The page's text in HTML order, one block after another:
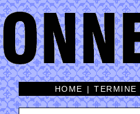
HOME |TERMINE